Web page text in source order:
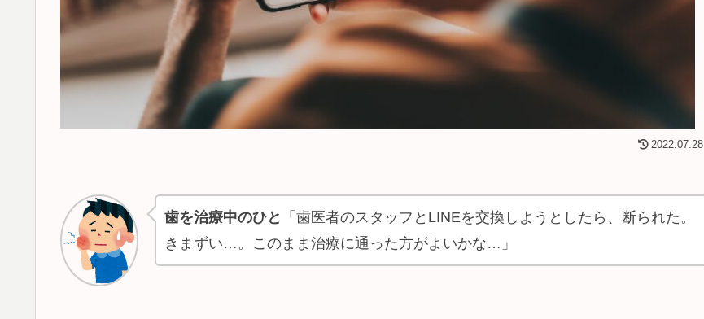
2022.07.28
歯を治療中のひと
「歯医者のスタッフとLINEを交換しようとしたら、断られた。
きまずい…。このまま治療に通った方がよいかな…」